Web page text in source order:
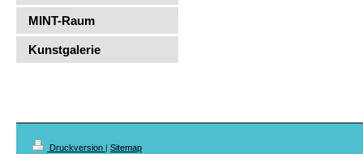
MINT-Raum
Kunstgalerie
Druckversion | Sitemap